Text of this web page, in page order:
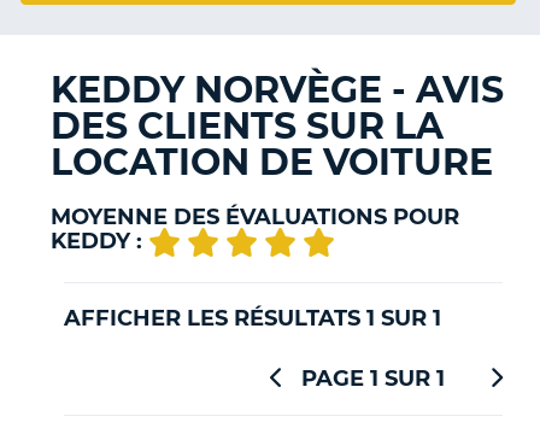
KEDDY NORVÈGE - AVIS
DES CLIENTS SUR LA
LOCATION DE VOITURE
MOYENNE DES ÉVALUATIONS POUR
KEDDY :
AFFICHER LES RÉSULTATS 1 SUR 1
PAGE 1 SUR 1